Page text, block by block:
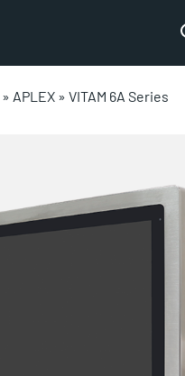
» APLEX » VITAM 6A Series